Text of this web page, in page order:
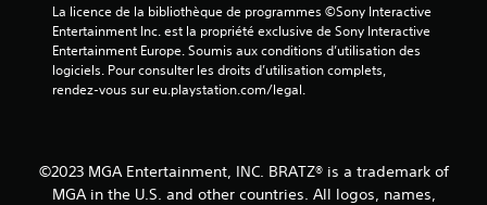
La licence de la bibliothèque de programmes ©Sony Interactive
Entertainment Inc. est la propriété exclusive de Sony Interactive
Entertainment Europe. Soumis aux conditions d’utilisation des
logiciels. Pour consulter les droits d’utilisation complets,
rendez-vous sur eu.playstation.com/legal.
©2023 MGA Entertainment, INC. BRATZ® is a trademark of
MGA in the U.S. and other countries. All logos, names,